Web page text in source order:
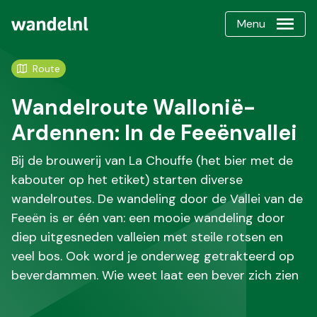
Menu
Route
Wandelroute Wallonië-
Ardennen: In de Feeënvallei
Bij de brouwerij van La Chouffe (het bier met de
kabouter op het etiket) starten diverse
wandelroutes. De wandeling door de Vallei van de
Feeën is er één van: een mooie wandeling door
diep uitgesneden valleien met steile rotsen en
veel bos. Ook word je onderweg getrakteerd op
beverdammen. Wie weet laat een bever zich zien